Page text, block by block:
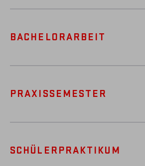
BACHELORARBEIT
PRAXISSEMESTER
SCHÜLER­PRAKTIKUM